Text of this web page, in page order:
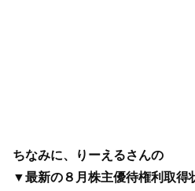
ちなみに、りーえるさんの
▼最新の８月株主優待権利取得